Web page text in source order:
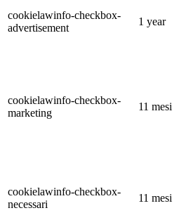
cookielawinfo-checkbox-
advertisement
1 year
cookielawinfo-checkbox-
marketing
11 mesi
cookielawinfo-checkbox-
necessari
11 mesi